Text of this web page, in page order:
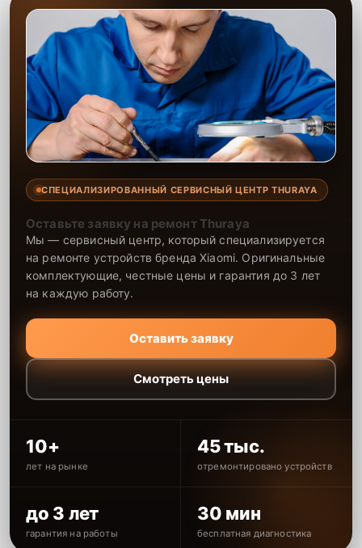
СПЕЦИАЛИЗИРОВАННЫЙ СЕРВИСНЫЙ ЦЕНТР THURAYA
Оставьте заявку на ремонт Thuraya
Мы — сервисный центр, который специализируется
на ремонте устройств бренда Xiaomi. Оригинальные
комплектующие, честные цены и гарантия до 3 лет
на каждую работу.
Оставить заявку
Смотреть цены
10+
лет на рынке
45 тыс.
отремонтировано устройств
до 3 лет
гарантия на работы
30 мин
бесплатная диагностика